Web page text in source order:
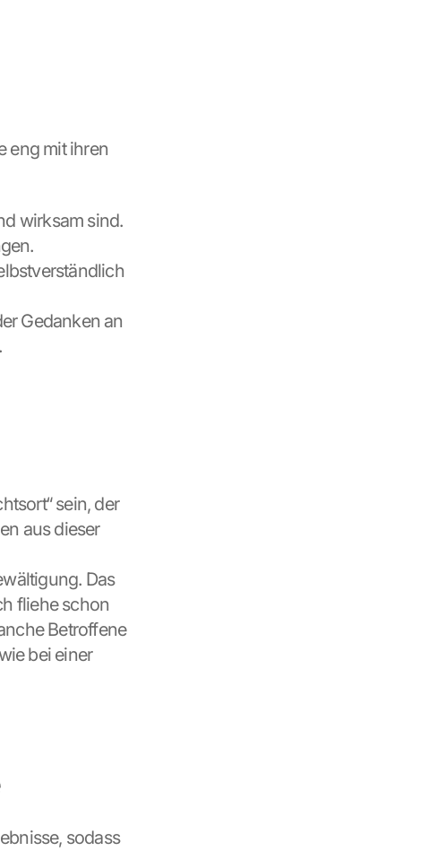
eng mit ihren
wirksam sind.
Gedanken an
sein, der
aus dieser
Das
fliehe schon
Betroffene
bei einer
sodass